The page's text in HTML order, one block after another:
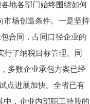
地各部门始终围绕如何
市场创造条件。一是坚持
合同，占同口径企业的
行了纳税目标管理。同
多数企业承包方案已经
点进展加快。全省已有
中，企业内部职工持股的